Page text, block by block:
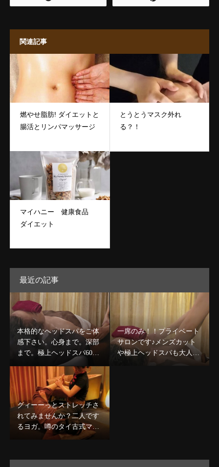
関連記事
燃やせ脂肪! ダイエットと
腸活とリンパマッサージ
とうとうマスク外れ
る？！
マイハニー 健康食品
ダイエット
最近の記事
本格的なヘッドスパをご体
感下さい。心身まで。深部
まで。極上ヘッドスパ60分
コース￥8,980〜デコルテケ
ア込のコースも人気★
一席のみ！！プライベート
サロンです♪メンズカット
や極上ヘッドスパも大人気
グィーーっとストレッチさ
れてみませんか？二人です
るヨガ。噂のタイ古式マッ
サージで心身ほぐしましょ